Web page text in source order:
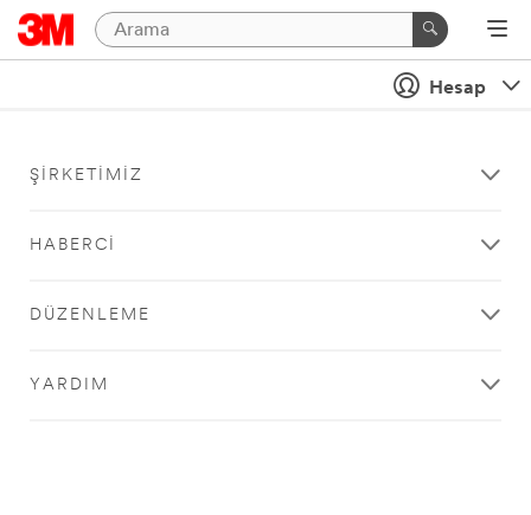
Hesap
ŞIRKETIMIZ
HABERCI
DÜZENLEME
YARDIM